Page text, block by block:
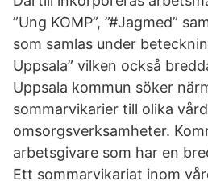
”Ung KOMP”, ”#Jagmed”
som samlas under
Uppsala” vilken också
Uppsala kommun söker
sommarvikarier till olika
omsorgsverksamheter.
arbetsgivare som har en
Ett sommarvikariat inom